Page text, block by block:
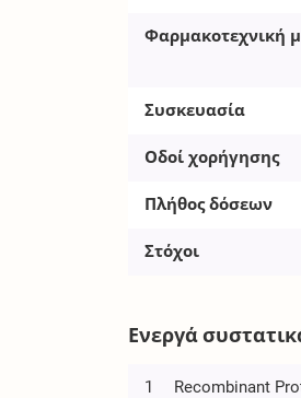
Φαρμακοτεχνική
Συσκευασία
Οδοί χορήγησης
Πλήθος δόσεων
Στόχοι
Ενεργά
1 Recombinant